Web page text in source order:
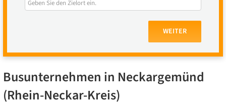
WEITER
Busunternehmen in Neckargemünd
(Rhein-Neckar-Kreis)